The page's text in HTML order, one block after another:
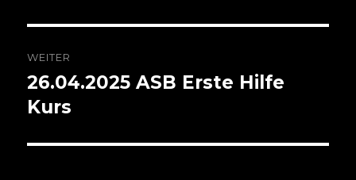
WEITER
Nächster
Beitrag:
26.04.2025 ASB Erste Hilfe
Kurs